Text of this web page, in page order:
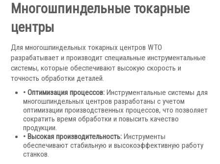
Скиммеры СОЖ
Сепараторы СОЖ
Многошпиндельные токарные
центры
Для многошпиндельных токарных центров WTO
разрабатывает и производит специальные инструментальные
системы, которые обеспечивают высокую скорость и
точность обработки деталей.
• Оптимизация процессов: Инструментальные системы для
многошпиндельных центров разработаны с учетом
оптимизации производственных процессов, что позволяет
сократить время обработки и повысить качество
продукции.
• Высокая производительность: Инструменты
обеспечивают стабильную и высокоэффективную работу
станков.